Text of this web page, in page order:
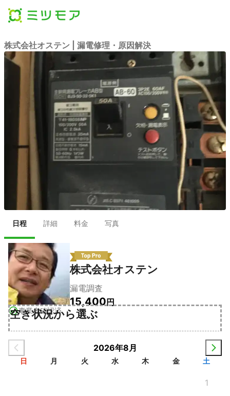
株式会社オステン | 漏電修理・原因解決
日程 詳細 料金 写真
事業者確認済
株式会社オステン
漏電調査
15,400円
空き状況から選ぶ
2026年8月
日 月 火 水 木 金 土
1